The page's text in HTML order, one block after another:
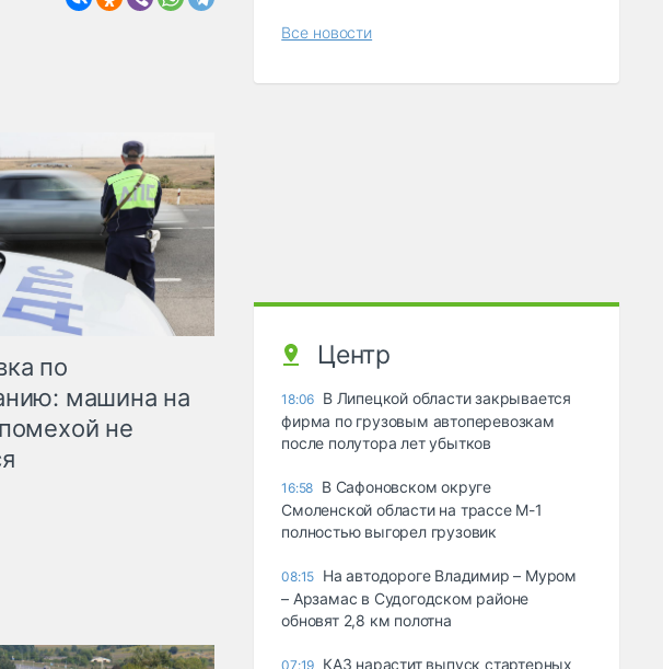
по
машина на
не
Все новости
Центр
18:06 В Липецкой области закрывается
фирма по грузовым автоперевозкам
после полутора лет убытков
16:58 В Сафоновском округе
Смоленской области на трассе М-1
полностью выгорел грузовик
08:15 На автодороге Владимир – Муром
– Арзамас в Судогодском районе
обновят 2,8 км полотна
07:19 КАЗ нарастит выпуск стартерных